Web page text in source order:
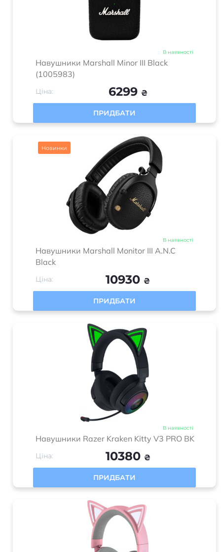
В наявності
Навушники Marshall Minor III Black
(1005983)
Ціна: 6299 ₴
ПРИДБАТИ
Новинки
В наявності
Навушники Marshall Monitor III A.N.C
Black
Ціна: 10930 ₴
ПРИДБАТИ
В наявності
Навушники Razer Kraken Kitty V3 PRO BK
Ціна: 10380 ₴
ПРИДБАТИ